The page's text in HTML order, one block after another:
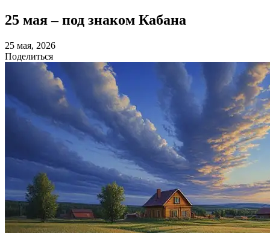
25 мая – под знаком Кабана
25 мая, 2026
Поделиться